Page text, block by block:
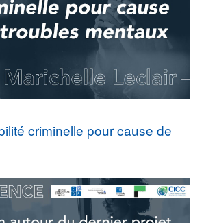
criminelle pour cause de